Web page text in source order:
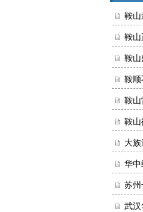
鞍山
鞍山
鞍山
鞍顺
鞍山
鞍山
大
华中
苏州
武汉